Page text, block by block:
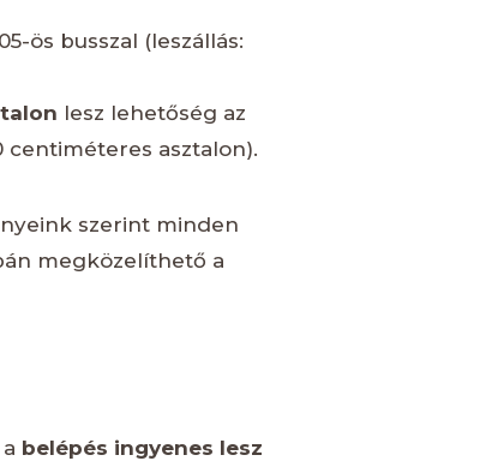
ös busszal (leszállás:
lesz lehetőség az
centiméteres asztalon).
szerint minden
megközelíthető a
belépés ingyenes lesz